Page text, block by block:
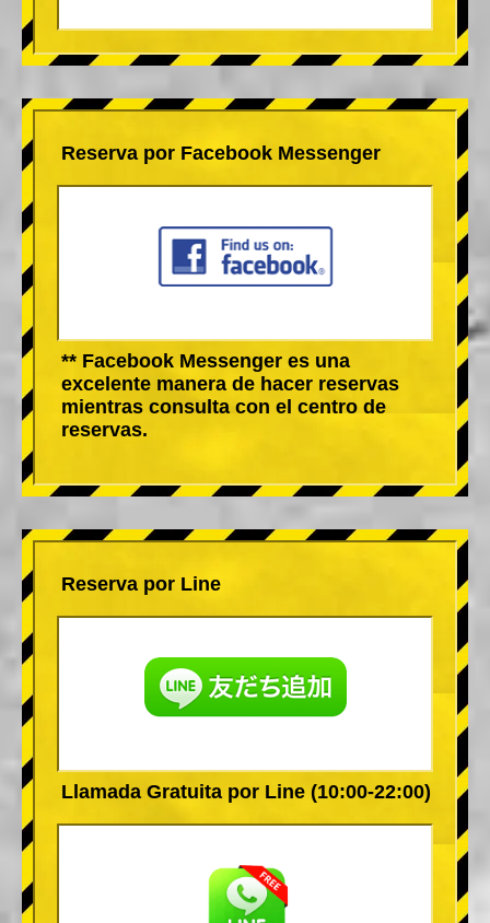
Reserva por Facebook Messenger
** Facebook Messenger es una
excelente manera de hacer reservas
mientras consulta con el centro de
reservas.
Reserva por Line
Llamada Gratuita por Line (10:00-22:00)